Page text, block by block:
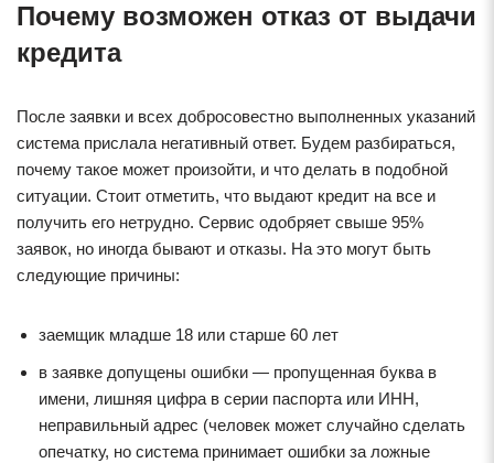
Почему возможен отказ от выдачи
кредита
После заявки и всех добросовестно выполненных указаний
система прислала негативный ответ. Будем разбираться,
почему такое может произойти, и что делать в подобной
ситуации. Стоит отметить, что выдают кредит на все и
получить его нетрудно. Сервис одобряет свыше 95%
заявок, но иногда бывают и отказы. На это могут быть
следующие причины:
заемщик младше 18 или старше 60 лет
в заявке допущены ошибки — пропущенная буква в
имени, лишняя цифра в серии паспорта или ИНН,
неправильный адрес (человек может случайно сделать
опечатку, но система принимает ошибки за ложные